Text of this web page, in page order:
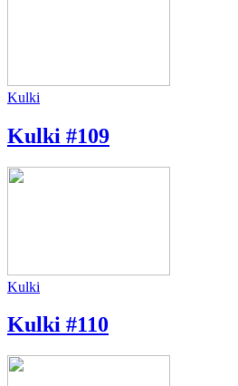
Kulki
Kulki #109
Kulki
Kulki #110